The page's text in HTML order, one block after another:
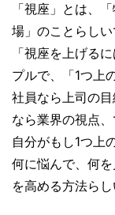
「視座」とは、
場」のことらしい
「視座を上げる
プルで、「1つ上
社員なら上司の
なら業界の視点、
自分がもし1つ上
何に悩んで、何
を高める方法らし